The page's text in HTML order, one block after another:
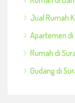
Jual Rumah
Apartemen di
Rumah di
Gudang di